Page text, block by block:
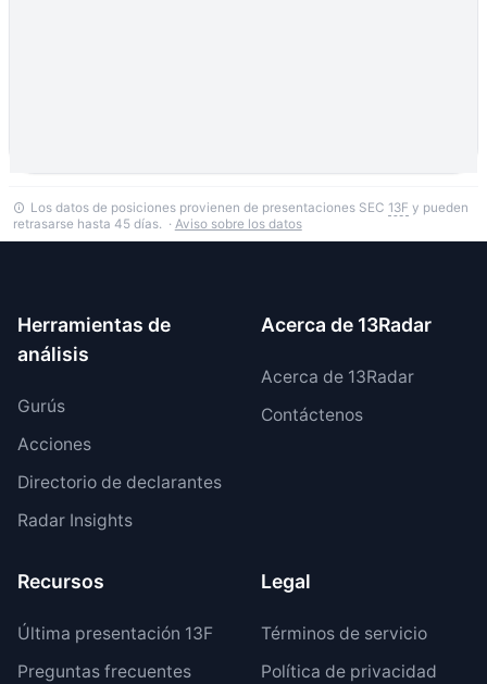
Los datos de posiciones provienen de presentaciones SEC 13F y pueden
retrasarse hasta 45 días. · Aviso sobre los datos
Herramientas de
análisis
Gurús
Acciones
Directorio de declarantes
Radar Insights
Acerca de 13Radar
Acerca de 13Radar
Contáctenos
Recursos
Última presentación 13F
Preguntas frecuentes
Legal
Términos de servicio
Política de privacidad